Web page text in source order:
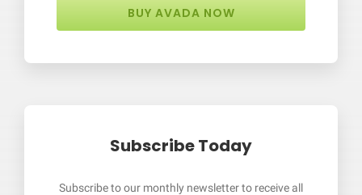
BUY AVADA NOW
Subscribe Today
Subscribe to our monthly newsletter to receive all